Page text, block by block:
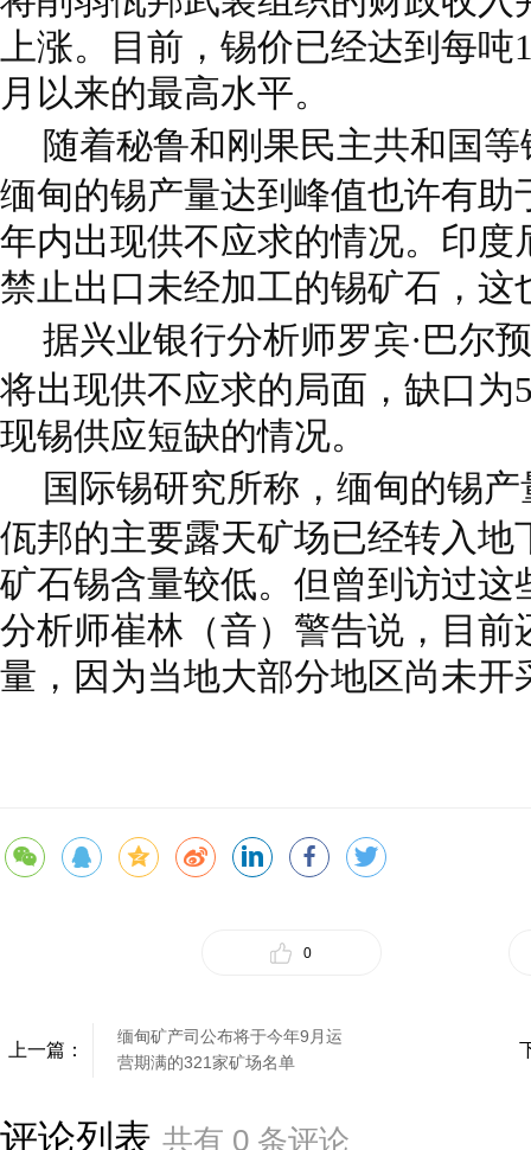
上涨。目前，锡价已经达到每吨
月以来的最高水平。
随着秘鲁和刚果民主共和国
缅甸的锡产量达到峰值也许有助
年内出现供不应求的情况。印度
禁止出口未经加工的锡矿石，这
据兴业银行分析师罗宾·巴尔
将出现供不应求的局面，缺口为
现锡供应短缺的情况。
国际锡研究所称，缅甸的锡
佤邦的主要露天矿场已经转入地
矿石锡含量较低。但曾到访过这
分析师崔林（音）警告说，目前
量，因为当地大部分地区尚未开
0
上一篇：
缅甸矿产司公布将于今年9月运
营期满的321家矿场名单
评论列表 共有 0 条评论